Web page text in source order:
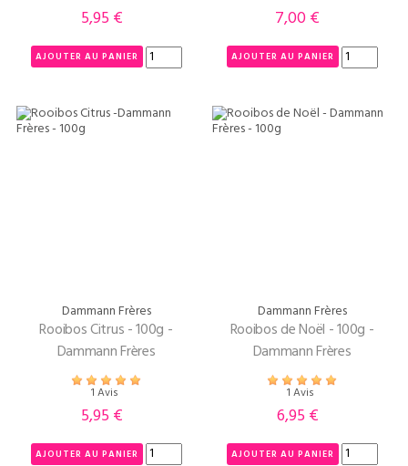
Prix
5,95 €
AJOUTER AU PANIER
Prix
7,00 €
AJOUTER AU PANIER
Dammann Frères
Rooibos Citrus - 100g -
Dammann Frères
1 Avis
Prix
5,95 €
AJOUTER AU PANIER
Dammann Frères
Rooibos de Noël - 100g -
Dammann Frères
1 Avis
Prix
6,95 €
AJOUTER AU PANIER